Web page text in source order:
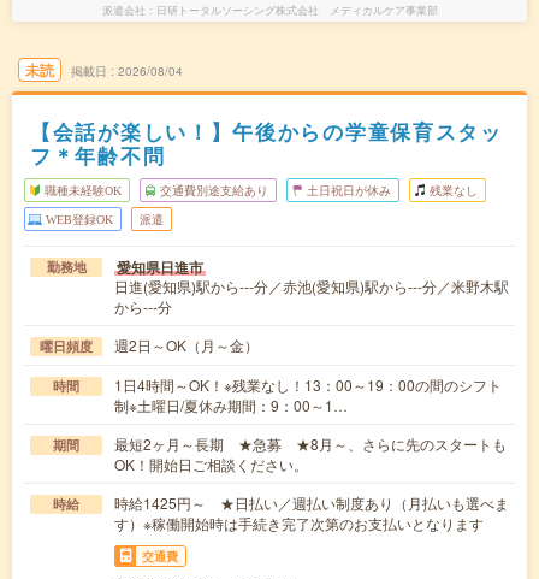
派遣会社 日研トータルソーシング株式会社 メディカルケア事業部
未読 掲載日 2026/08/04
【会話が楽しい！】午後からの学童保育スタッ
フ＊年齢不問
職種未経験OK 交通費別途支給あり 土日祝日が休み 残業なし
WEB登録OK 派遣
勤務地 愛知県日進市
日進(愛知県)駅から---分／赤池(愛知県)駅から---分／米野木駅
から---分
曜日頻度 週2日～OK（月～金）
時間
1日4時間～OK！※残業なし！13：00～19：00の間のシフト
制※土曜日/夏休み期間：9：00～1…
期間
最短2ヶ月～長期 ★急募 ★8月～、さらに先のスタートも
OK！開始日ご相談ください。
時給
時給1425円～ ★日払い／週払い制度あり（月払いも選べま
す）※稼働開始時は手続き完了次第のお支払いとなります
交通費